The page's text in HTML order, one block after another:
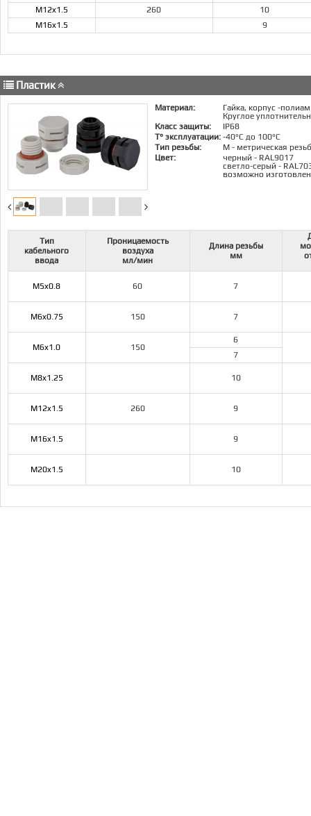
M12x1.5
260
10
M16x1.5
9
Пластик
Материал:
Гайка, корпус -
Круглое
Класс защиты:
IP68
Т° эксплуатации: -40°C до 100°C
Тип резьбы:
M - метрическая
Цвет:
черный - RAL9017
светло-серый -
возможно
Тип
кабельного
ввода
Проницаемость
воздуха
мл/мин
Длина резьбы
мм
М5x0.8 60 7
M6x0.75 150 7
M6x1.0 150
6
7
M8x1.25 10
M12x1.5 260 9
M16x1.5 9
M20x1.5 10